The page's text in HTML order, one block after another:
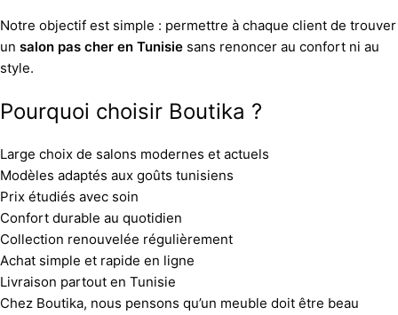
Notre objectif est simple : permettre à chaque client de trouver
un salon pas cher en Tunisie sans renoncer au confort ni au
style.
Pourquoi choisir Boutika ?
Large choix de salons modernes et actuels
Modèles adaptés aux goûts tunisiens
Prix étudiés avec soin
Confort durable au quotidien
Collection renouvelée régulièrement
Achat simple et rapide en ligne
Livraison partout en Tunisie
Chez Boutika, nous pensons qu’un meuble doit être beau